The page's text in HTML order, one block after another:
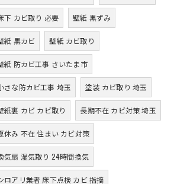
下 カビ取り 必要 壁紙 黒ずみ
紙 黒カビ 壁紙 カビ取り
紙 防カビ工事 さいたま市
さな防カビ工事 埼玉 塗装 カビ取り 埼玉
紙裏 カビ カビ取り 長期不在 カビ対策 埼玉
休み 不在 住まい カビ対策
気扇 湿気取り 24時間換気
ロアリ業者 床下点検 カビ 指摘